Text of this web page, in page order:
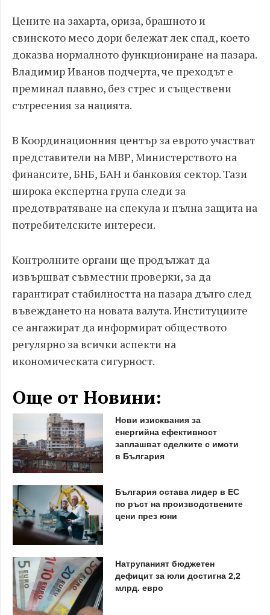
Цените на захарта, ориза, брашното и
свинското месо дори бележат лек спад, което
доказва нормалното функциониране на пазара.
Владимир Иванов подчерта, че преходът е
преминал плавно, без стрес и съществени
сътресения за нацията.
В Координационния център за еврото участват
представители на МВР, Министерството на
финансите, БНБ, БАН и банковия сектор. Тази
широка експертна група следи за
предотвратяване на спекула и пълна защита на
потребителските интереси.
Контролните органи ще продължат да
извършват съвместни проверки, за да
гарантират стабилността на пазара дълго след
въвеждането на новата валута. Институциите
се ангажират да информират обществото
регулярно за всички аспекти на
икономическата сигурност.
Още от Новини:
Нови изисквания за
енергийна ефективност
заплашват сделките с имоти
в България
България остава лидер в ЕС
по ръст на производствените
цени през юни
Натрупаният бюджетен
дефицит за юли достигна 2,2
млрд. евро